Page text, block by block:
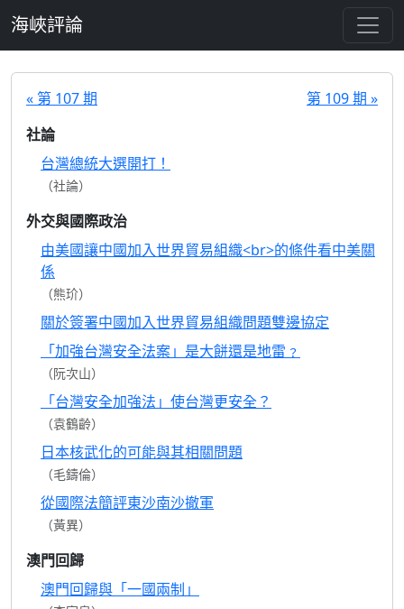
海峽評論
« 第 107 期
第 109 期 »
社論
台灣總統大選開打！
（社論）
外交與國際政治
由美國讓中國加入世界貿易組織<br>的條件看中美關
係
（熊玠）
關於簽署中國加入世界貿易組織問題雙邊協定
「加強台灣安全法案」是大餅還是地雷﹖
（阮次山）
「台灣安全加強法」使台灣更安全？
（袁鶴齡）
日本核武化的可能與其相關問題
（毛鑄倫）
從國際法簡評東沙南沙撤軍
（黃異）
澳門回歸
澳門回歸與「一國兩制」